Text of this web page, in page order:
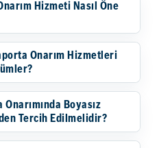
Hizmeti Nasıl Öne
Onarım Hizmetleri
Boyasız
Tercih Edilmelidir?